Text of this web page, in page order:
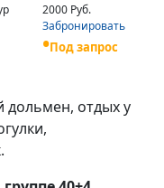
2000 Руб.
Забронировать
Под запрос
дольмен, отдых у